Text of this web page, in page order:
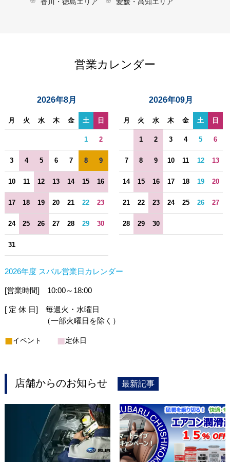
営業カレンダー
2026年8月
月 火 水 木 金 土 日
1 2
3 4 5 6 7 8 9
10 11 12 13 14 15 16
17 18 19 20 21 22 23
24 25 26 27 28 29 30
31
2026年09月
月 火 水 木 金 土 日
1 2 3 4 5 6
7 8 9 10 11 12 13
14 15 16 17 18 19 20
21 22 23 24 25 26 27
28 29 30
2026年度 スバル営業日カレンダー
[営業時間] 10:00～18:00
[ 定 休 日] 毎週火・水曜日
（一部火曜日を除く）
■イベント ■定休日
店舗からのお知らせ 最新記事